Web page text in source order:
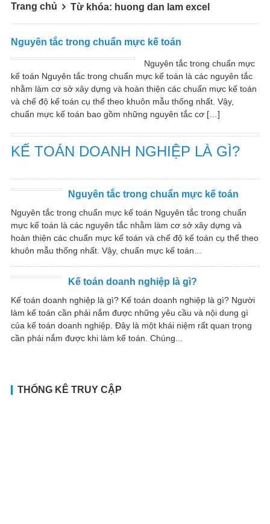
Trang chủ Từ khóa: huong dan lam excel
Nguyên tắc trong chuẩn mực kế toán
Nguyên tắc trong chuẩn mực
kế toán Nguyên tắc trong chuẩn mực kế toán là các nguyên tắc
nhằm làm cơ sở xây dựng và hoàn thiện các chuẩn mực kế toán
và chế độ kế toán cụ thể theo khuôn mẫu thống nhất. Vậy,
chuẩn mực kế toán bao gồm những nguyên tắc cơ […]
KẾ TOÁN DOANH NGHIỆP LÀ GÌ?
Nguyên tắc trong chuẩn mực kế toán
Nguyên tắc trong chuẩn mực kế toán Nguyên tắc trong chuẩn
mực kế toán là các nguyên tắc nhằm làm cơ sở xây dựng và
hoàn thiện các chuẩn mực kế toán và chế độ kế toán cụ thể theo
khuôn mẫu thống nhất. Vậy, chuẩn mực kế toán...
Kế toán doanh nghiệp là gì?
Kế toán doanh nghiệp là gì? Kế toán doanh nghiệp là gì? Người
làm kế toán cần phải nắm được những yêu cầu và nội dung gì
của kế toán doanh nghiệp. Đây là một khái niệm rất quan trọng
cần phải nắm được khi làm kế toán. Chúng...
THỐNG KÊ TRUY CẬP